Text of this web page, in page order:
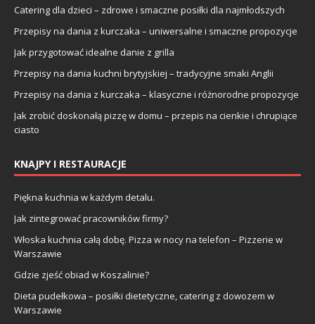
Catering dla dzieci – zdrowe i smaczne posiłki dla najmłodszych
Przepisy na dania z kurczaka – uniwersalne i smaczne propozycje
Jak przygotować idealne danie z grilla
Przepisy na dania kuchni brytyjskiej – tradycyjne smaki Anglii
Przepisy na dania z kurczaka – klasyczne i różnorodne propozycje
Jak zrobić doskonałą pizzę w domu – przepis na cienkie i chrupiące
ciasto
KNAJPY I RESTAURACJE
Piękna kuchnia w każdym detalu.
Jak zintegrować pracowników firmy?
Włoska kuchnia całą dobę. Pizza w nocy na telefon – Pizzerie w
Warszawie
Gdzie zjeść obiad w Koszalinie?
Dieta pudełkowa – posiłki dietetyczne, catering z dowozem w
Warszawie